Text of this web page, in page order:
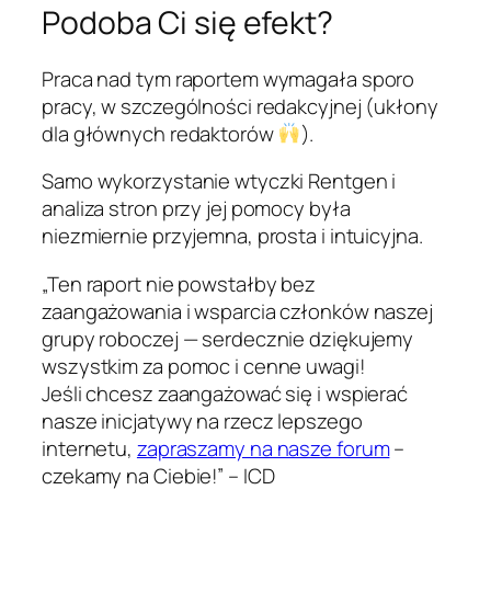
Podoba Ci się efekt?
Praca nad tym raportem wymagała sporo
pracy, w szczególności redakcyjnej (ukłony
dla głównych redaktorów
).
Samo wykorzystanie wtyczki Rentgen i
analiza stron przy jej pomocy była
niezmiernie przyjemna, prosta i intuicyjna.
„Ten raport nie powstałby bez
zaangażowania i wsparcia członków naszej
grupy roboczej — serdecznie dziękujemy
wszystkim za pomoc i cenne uwagi!
Jeśli chcesz zaangażować się i wspierać
nasze inicjatywy na rzecz lepszego
internetu, zapraszamy na nasze forum–
czekamy na Ciebie!” – ICD